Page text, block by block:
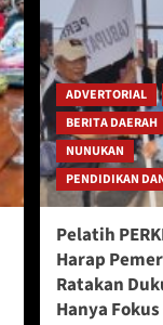
ADVERTORIAL
BERITA DAERAH
NUNUKAN
PENDIDIKAN
Pelatih
Harap
Ratakan
Hanya